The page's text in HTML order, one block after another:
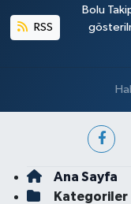
RSS
Bolu
Ana Sayfa
Kategoriler